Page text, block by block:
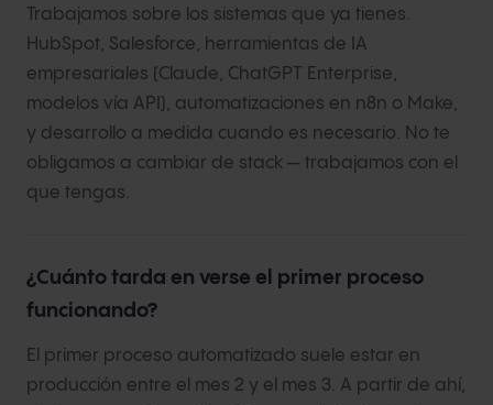
Trabajamos sobre los sistemas que ya tienes.
HubSpot, Salesforce, herramientas de IA
empresariales (Claude, ChatGPT Enterprise,
modelos vía API), automatizaciones en n8n o Make,
y desarrollo a medida cuando es necesario. No te
obligamos a cambiar de stack — trabajamos con el
que tengas.
¿Cuánto tarda en verse el primer proceso
funcionando?
El primer proceso automatizado suele estar en
producción entre el mes 2 y el mes 3. A partir de ahí,